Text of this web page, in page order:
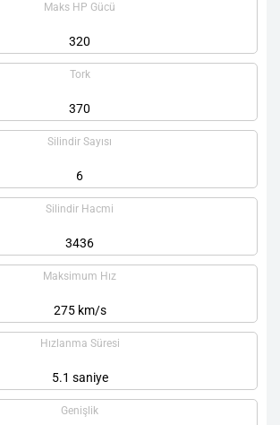
Maks HP Gücü
320
Tork
370
Silindir Sayısı
6
Silindir Hacmi
3436
Maksimum Hız
275 km/s
Hızlanma Süresi
5.1 saniye
Genişlik